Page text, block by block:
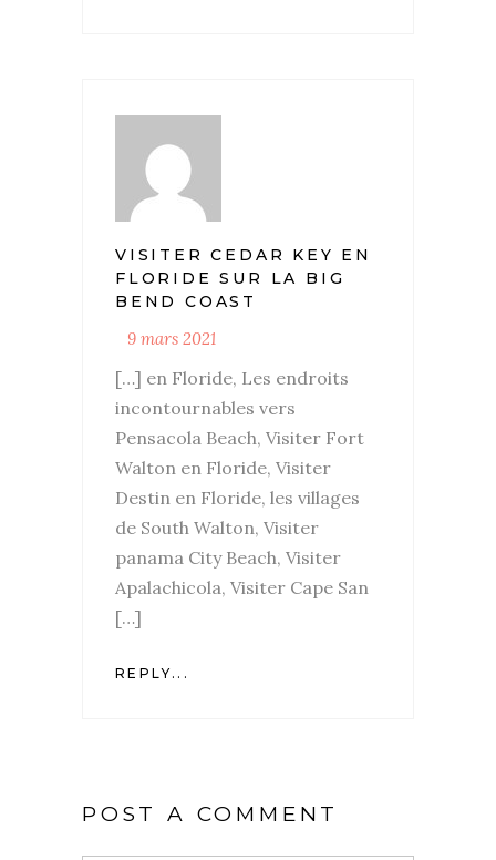
VISITER CEDAR KEY EN
FLORIDE SUR LA BIG
BEND COAST
9 mars 2021
[…] en Floride, Les endroits
incontournables vers
Pensacola Beach, Visiter Fort
Walton en Floride, Visiter
Destin en Floride, les villages
de South Walton, Visiter
panama City Beach, Visiter
Apalachicola, Visiter Cape San
[…]
REPLY...
POST A COMMENT